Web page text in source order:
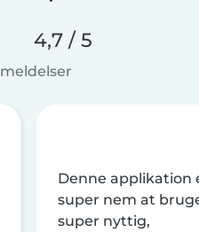
4,7 / 5
Denne applikation
super nem at
super nyttig,